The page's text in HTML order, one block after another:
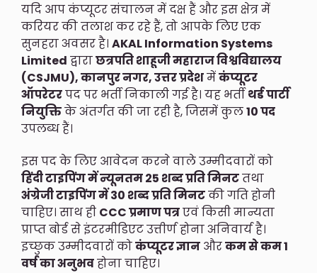
यदि आप कंप्यूटर संचालन में दक्ष हैं और इस क्षेत्र में
करियर की तलाश कर रहे हैं, तो आपके लिए एक
सुनहरा अवसर है। AKAL Information Systems
Limited द्वाराछत्रपति शाहूजी महाराज विश्वविद्यालय
(CSJMU), कानपुर नगर, उत्तर प्रदेशमेंकंप्यूटर
ऑपरेटरपद पर भर्ती निकाली गई है। यह भर्तीथर्ड पार्टी
नियुक्तिके अंतर्गत की जा रही है, जिसमें कुल10 पद
उपलब्ध हैं।
इस पद के लिए आवेदन करने वाले उम्मीदवारों को
हिंदी टाइपिंग में न्यूनतम 25 शब्द प्रति मिनटतथा
अंग्रेजी टाइपिंग में 30 शब्द प्रति मिनटकी गति होनी
चाहिए। साथ ही CCC प्रमाण पत्रएवं किसी मान्यता
प्राप्त बोर्ड से इंटरमीडिएट उत्तीर्ण होना अनिवार्य है।
इच्छुक उम्मीदवारों कोकंप्यूटर ज्ञान औरकम से कम 1
वर्ष का अनुभवहोना चाहिए।